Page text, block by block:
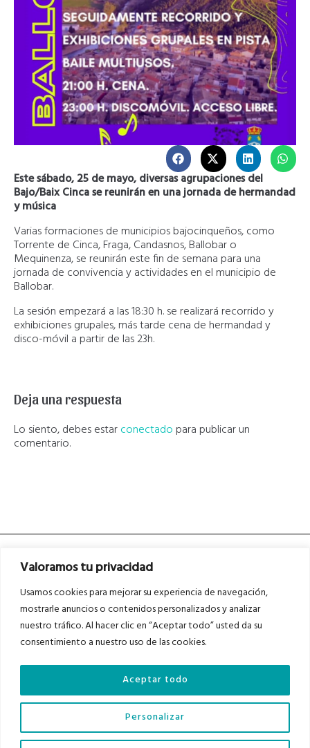
Valoramos tu privacidad
Usamos cookies para mejorar su experiencia de navegación,
mostrarle anuncios o contenidos personalizados y analizar
nuestro tráfico. Al hacer clic en “Aceptar todo” usted da su
consentimiento a nuestro uso de las cookies.
Personalizar
Aceptar todo
Este sábado, 25 de mayo, diversas agrupaciones del
Bajo/Baix Cinca se reunirán en una jornada de hermandad
y música
Varias formaciones de municipios bajocinqueños, como
Torrente de Cinca, Fraga, Candasnos, Ballobar o
Mequinenza, se reunirán este fin de semana para una
jornada de convivencia y actividades en el municipio de
Ballobar.
La sesión empezará a las 18:30 h. se realizará recorrido y
exhibiciones grupales, más tarde cena de hermandad y
disco-móvil a partir de las 23h.
Deja una respuesta
Lo siento, debes estarconectado para publicar un
comentario.
Asociados a
Auditados por
Diario del Bajo Cinca © 2023 . Todos los derechos reservados |Aviso Legal